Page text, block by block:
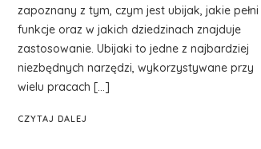
zapoznany z tym, czym jest ubijak, jakie pełni
funkcje oraz w jakich dziedzinach znajduje
zastosowanie. Ubijaki to jedne z najbardziej
niezbędnych narzędzi, wykorzystywane przy
wielu pracach […]
CZYTAJ DALEJ